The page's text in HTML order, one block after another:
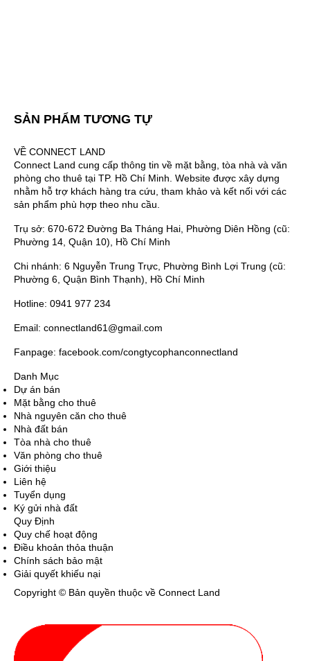
SẢN PHẨM TƯƠNG TỰ
VỀ CONNECT LAND
Connect Land cung cấp thông tin về mặt bằng, tòa nhà và văn
phòng cho thuê tại TP. Hồ Chí Minh. Website được xây dựng
nhằm hỗ trợ khách hàng tra cứu, tham khảo và kết nối với các
sản phẩm phù hợp theo nhu cầu.
Trụ sở: 670-672 Đường Ba Tháng Hai, Phường Diên Hồng (cũ:
Phường 14, Quận 10), Hồ Chí Minh
Chi nhánh: 6 Nguyễn Trung Trực, Phường Bình Lợi Trung (cũ:
Phường 6, Quận Bình Thạnh), Hồ Chí Minh
Hotline: 0941 977 234
Email: connectland61@gmail.com
Fanpage: facebook.com/congtycophanconnectland
Danh Mục
Dự án bán
Mặt bằng cho thuê
Nhà nguyên căn cho thuê
Nhà đất bán
Tòa nhà cho thuê
Văn phòng cho thuê
Giới thiệu
Liên hệ
Tuyển dụng
Ký gửi nhà đất
Quy Định
Quy chế hoạt động
Điều khoản thỏa thuận
Chính sách bảo mật
Giải quyết khiếu nại
Copyright © Bản quyền thuộc về Connect Land